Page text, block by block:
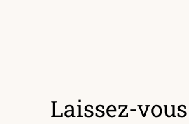
Laissez-